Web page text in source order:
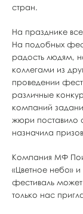
стран.
На празднике
На подобных
радость людям,
коллегами из
проведении
различные
компаний
жюри поставило
назначила
Компания МФ
«Цветное небо»
фестиваль
только нас